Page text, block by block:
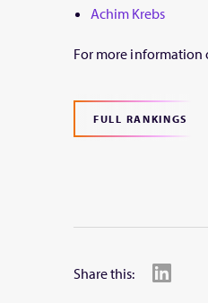
Achim Krebs
For more information
FULL RANKINGS
Share this: